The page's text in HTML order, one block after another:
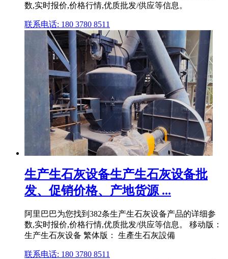
数,实时报价,价格行情,优质批发/供应等信息。
联系电话: 180 3780 8511
生产生石灰设备生产生石灰设备批
发、促销价格、产地货源 ...
阿里巴巴为您找到382条生产生石灰设备产品的详细参
数,实时报价,价格行情,优质批发/供应等信息。 移动版：
生产生石灰设备 繁体版： 生產生石灰設備
联系电话: 180 3780 8511